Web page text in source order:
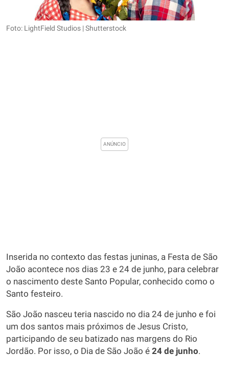
Foto: LightField Studios | Shutterstock
Inserida no contexto das festas juninas, a Festa de São
João acontece nos dias 23 e 24 de junho, para celebrar
o nascimento deste Santo Popular, conhecido como o
Santo festeiro.
São João nasceu teria nascido no dia 24 de junho e foi
um dos santos mais próximos de Jesus Cristo,
participando de seu batizado nas margens do Rio
Jordão. Por isso, o Dia de São João é 24 de junho.